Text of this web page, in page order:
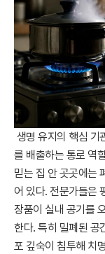
생명 유지의 핵심 기
를 배출하는 통로 역
믿는 집 안 곳곳에는
어 있다. 전문가들은
장품이 실내 공기를
한다. 특히 밀폐된 공
포 깊숙이 침투해 치